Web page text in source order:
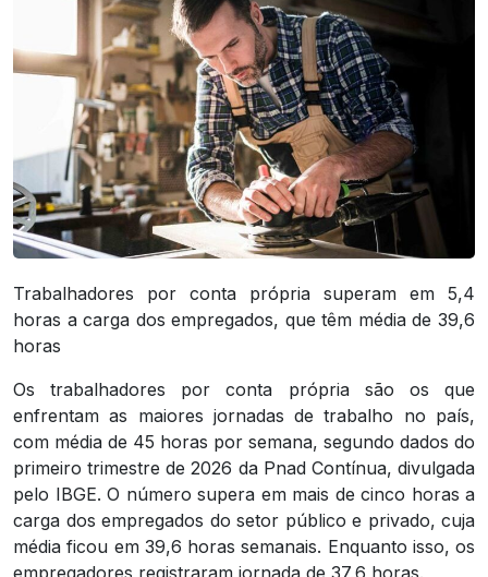
Trabalhadores por conta própria superam em 5,4
horas a carga dos empregados, que têm média de 39,6
horas
Os trabalhadores por conta própria são os que
enfrentam as maiores jornadas de trabalho no país,
com média de 45 horas por semana, segundo dados do
primeiro trimestre de 2026 da Pnad Contínua, divulgada
pelo IBGE. O número supera em mais de cinco horas a
carga dos empregados do setor público e privado, cuja
média ficou em 39,6 horas semanais. Enquanto isso, os